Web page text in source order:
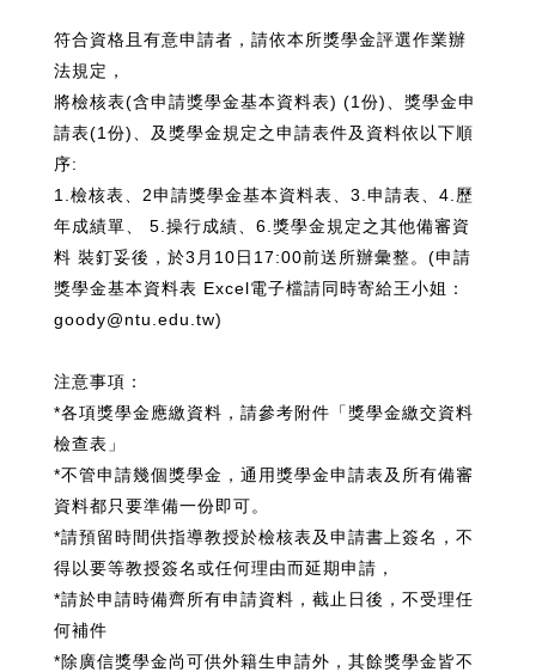
符合資格且有意申請者，請依本所獎學金評選作業辦
法規定，
將檢核表(含申請獎學金基本資料表) (1份)、獎學金申
請表(1份)、及獎學金規定之申請表件及資料依以下順
序:
1.檢核表、2申請獎學金基本資料表、3.申請表、4.歷
年成績單、 5.操行成績、6.獎學金規定之其他備審資
料 裝釘妥後，於3月10日17:00前送所辦彙整。(申請
獎學金基本資料表 Excel電子檔請同時寄給王小姐：
goody@ntu.edu.tw)
注意事項：
*各項獎學金應繳資料，請參考附件「獎學金繳交資料
檢查表」
*不管申請幾個獎學金，通用獎學金申請表及所有備審
資料都只要準備一份即可。
*請預留時間供指導教授於檢核表及申請書上簽名，不
得以要等教授簽名或任何理由而延期申請，
*請於申請時備齊所有申請資料，截止日後，不受理任
何補件
*除廣信獎學金尚可供外籍生申請外，其餘獎學金皆不